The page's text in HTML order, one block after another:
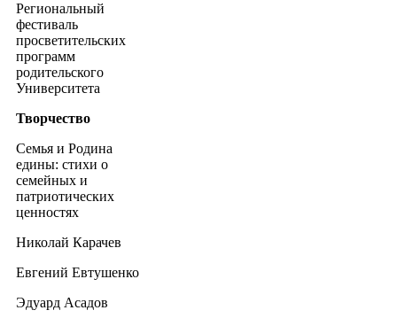
Региональный
фестиваль
просветительских
программ
родительского
Университета
Творчество
Семья и Родина
едины: стихи о
семейных и
патриотических
ценностях
Николай Карачев
Евгений Евтушенко
Эдуард Асадов